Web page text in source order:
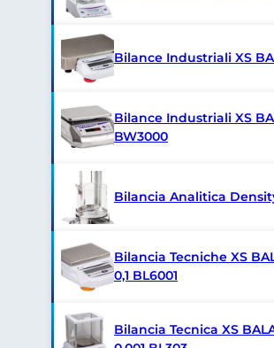
Bilance Industriali XS
Bilance Industriali XS
BW3000
Bilancia Analitica
Bilancia Tecniche XS
0,1 BL6001
Bilancia Tecnica XS